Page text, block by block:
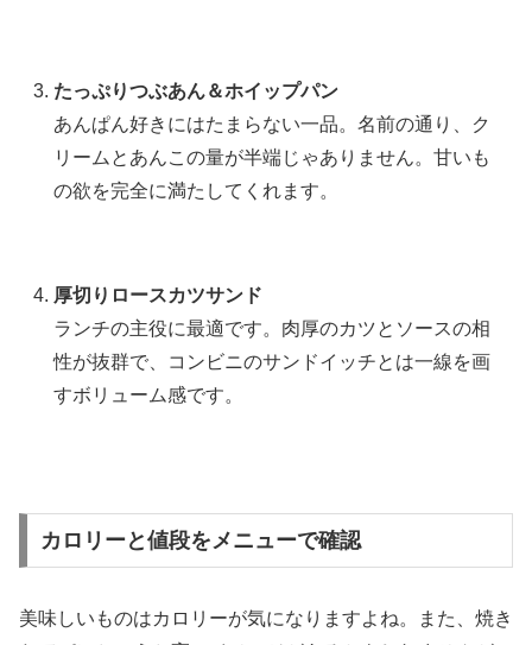
たっぷりつぶあん＆ホイップパン
あんぱん好きにはたまらない一品。名前の通り、ク
リームとあんこの量が半端じゃありません。甘いも
の欲を完全に満たしてくれます。
厚切りロースカツサンド
ランチの主役に最適です。肉厚のカツとソースの相
性が抜群で、コンビニのサンドイッチとは一線を画
すボリューム感です。
カロリーと値段をメニューで確認
美味しいものはカロリーが気になりますよね。また、焼き